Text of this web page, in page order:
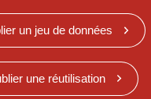
un jeu de données
une réutilisation